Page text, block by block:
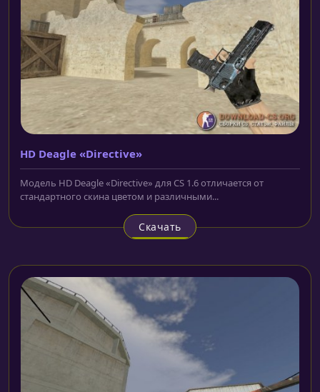
HD Deagle «Directive»
Модель HD Deagle «Directive» для CS 1.6 отличается от
стандартного скина цветом и различными...
Скачать